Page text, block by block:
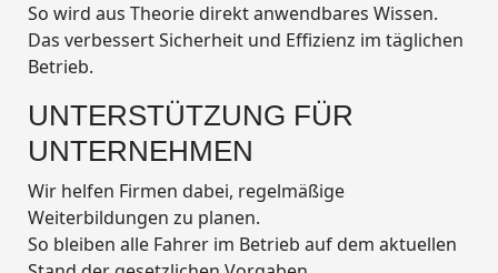
So wird aus Theorie direkt anwendbares Wissen.
Das verbessert Sicherheit und Effizienz im täglichen
Betrieb.
UNTERSTÜTZUNG FÜR
UNTERNEHMEN
Wir helfen Firmen dabei, regelmäßige
Weiterbildungen zu planen.
So bleiben alle Fahrer im Betrieb auf dem aktuellen